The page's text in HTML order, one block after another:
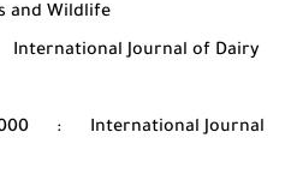
and Wildlife
International Journal of Dairy
:
International Journal